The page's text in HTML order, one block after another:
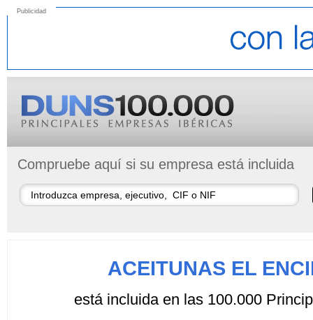
Publicidad
Compruebe aquí si su empresa está incluida
ACEITUNAS EL
está incluida en las 100.000